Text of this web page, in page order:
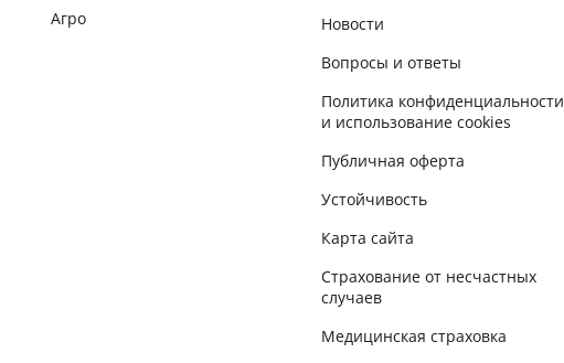
Агро
Новости
Вопросы и ответы
Политика конфиденциальности
и использование cookies
Публичная оферта
Устойчивость
Карта сайта
Страхование от несчастных
случаев
Медицинская страховка